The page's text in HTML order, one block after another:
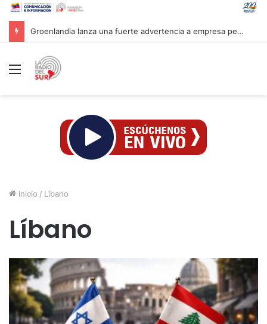
Groenlandia lanza una fuerte advertencia a empresa petrolera vinculada a Trump
Menú
Inicio / Líbano
Líbano